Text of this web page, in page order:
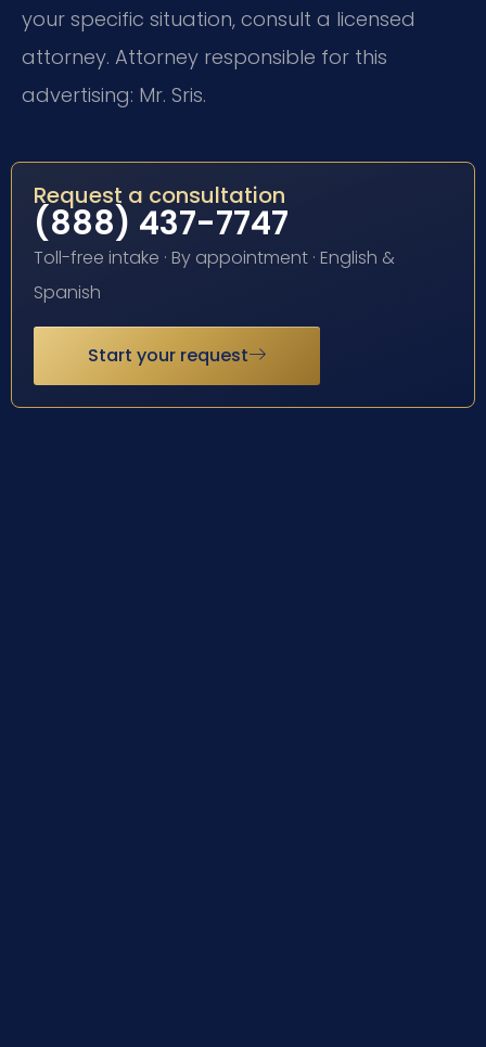
your specific situation, consult a licensed
attorney. Attorney responsible for this
advertising: Mr. Sris.
Request a consultation
(888) 437-7747
Toll-free intake · By appointment · English &
Spanish
Start your request